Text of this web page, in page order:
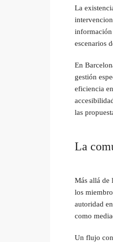
La
información
escenarios
En
gestión
eficiencia
las
La
Más allá de
los
autoridad
como
Un flujo